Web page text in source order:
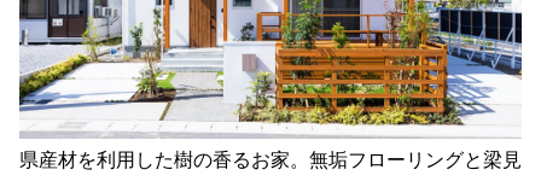
県産材を利用した樹の香るお家。無垢フローリングと梁見